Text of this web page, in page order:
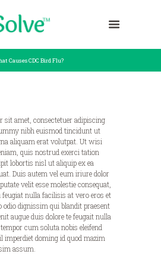
Causes CDC Bird Flu?
sit amet, consectetuer adipiscing
nibh euismod tincidunt ut
aliquam erat volutpat. Ut wisi
quis nostrud exerci tation
lobortis nisl ut aliquip ex ea
Duis autem vel eum iriure dolor
velit esse molestie consequat,
feugiat nulla facilisis at vero eros et
odio dignissim qui blandit praesent
augue duis dolore te feugait nulla
cum soluta nobis eleifend
imperdiet doming id quod mazim
assum.